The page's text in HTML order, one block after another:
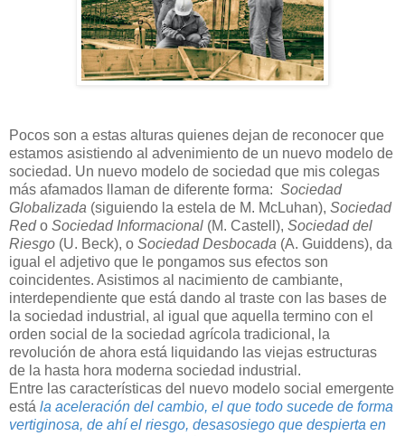
Pocos son a estas alturas quienes dejan de reconocer que
estamos asistiendo al advenimiento de un nuevo modelo de
sociedad. Un nuevo modelo de sociedad que mis colegas
más afamados llaman de diferente forma: Sociedad
Globalizada (siguiendo la estela de M. McLuhan), Sociedad
Redo Sociedad Informacional (M. Castell), Sociedad del
Riesgo (U. Beck), o Sociedad Desbocada (A. Guiddens), da
igual el adjetivo que le pongamos sus efectos son
coincidentes. Asistimos al nacimiento de cambiante,
interdependiente que está dando al traste con las bases de
la sociedad industrial, al igual que aquella termino con el
orden social de la sociedad agrícola tradicional, la
revolución de ahora está liquidando las viejas estructuras
de la hasta hora moderna sociedad industrial.
Entre las características del nuevo modelo social emergente
está la aceleración del cambio, el que todo sucede de forma
vertiginosa, de ahí el riesgo, desasosiego que despierta en